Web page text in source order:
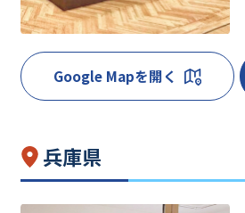
Google Mapを開く
兵庫県